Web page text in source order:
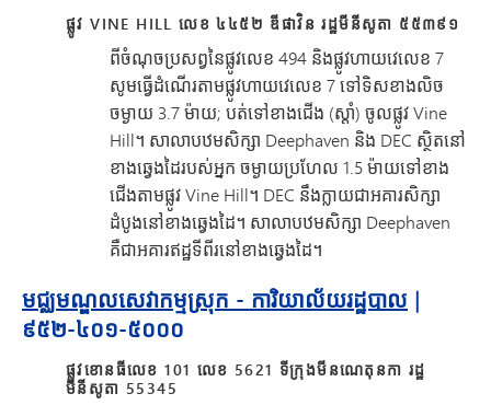
ផ្លូវ VINE HILL លេខ ៤៤៥២ ឌីផាវិន រដ្ឋមីនីសូតា ៥៥៣៩១
ពីចំណុចប្រសព្វនៃផ្លូវលេខ 494 និងផ្លូវហាយវេលេខ 7
សូមធ្វើដំណើរតាមផ្លូវហាយវេលេខ 7 ទៅទិសខាងលិច
ចម្ងាយ 3.7 ម៉ាយ; បត់ទៅខាងជើង (ស្តាំ) ចូលផ្លូវ Vine
Hill។ សាលាបឋមសិក្សា Deephaven និង DEC ស្ថិតនៅ
ខាងឆ្វេងដៃរបស់អ្នក ចម្ងាយប្រហែល 1.5 ម៉ាយទៅខាង
ជើងតាមផ្លូវ Vine Hill។ DEC នឹងក្លាយជាអគារសិក្សា
ដំបូងនៅខាងឆ្វេងដៃ។ សាលាបឋមសិក្សា Deephaven
គឺជាអគារឥដ្ឋទីពីរនៅខាងឆ្វេងដៃ។
មជ្ឈមណ្ឌលសេវាកម្មស្រុក - ការិយាល័យរដ្ឋបាល |
៩៥២-៤០១-៥០០០
ផ្លូវខោនធីលេខ 101 លេខ 5621 ទីក្រុងមីនណេតុនកា រដ្ឋ
មីនីសូតា 55345